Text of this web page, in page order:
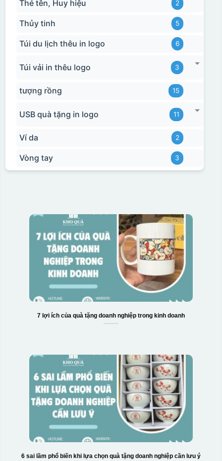
Thẻ tên, Huy hiệu 2
Thủy tinh 5
Túi du lịch thêu in logo 6
Túi vải in thêu logo 3
tượng rồng 15
USB quà tặng in logo 11
Ví da 2
Vòng tay 3
7 lợi ích của quà tặng doanh nghiệp trong kinh doanh
6 sai lầm phổ biến khi lựa chọn quà tặng doanh nghiệp cần lưu ý